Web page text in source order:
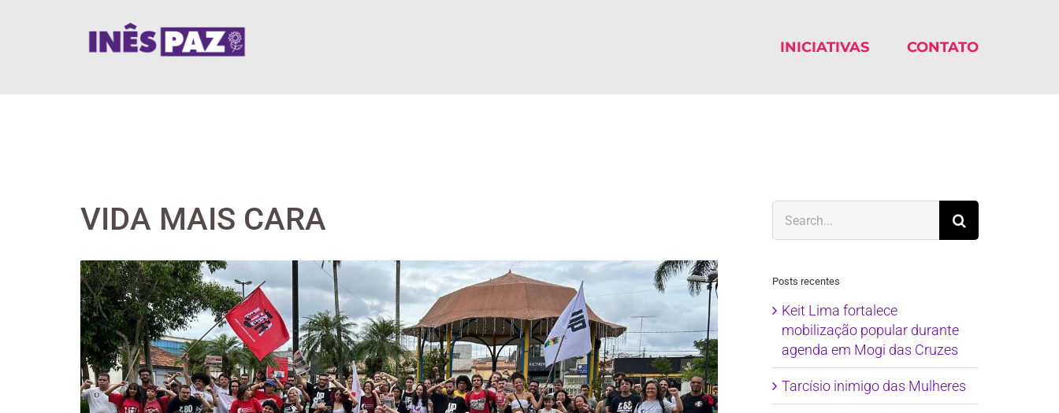
INICIATIVAS CONTATO
VIDA MAIS CARA
View
Larger
Image
for:
Posts recentes
Keit Lima fortalece
mobilização popular durante
agenda em Mogi das Cruzes
Tarcísio inimigo das Mulheres